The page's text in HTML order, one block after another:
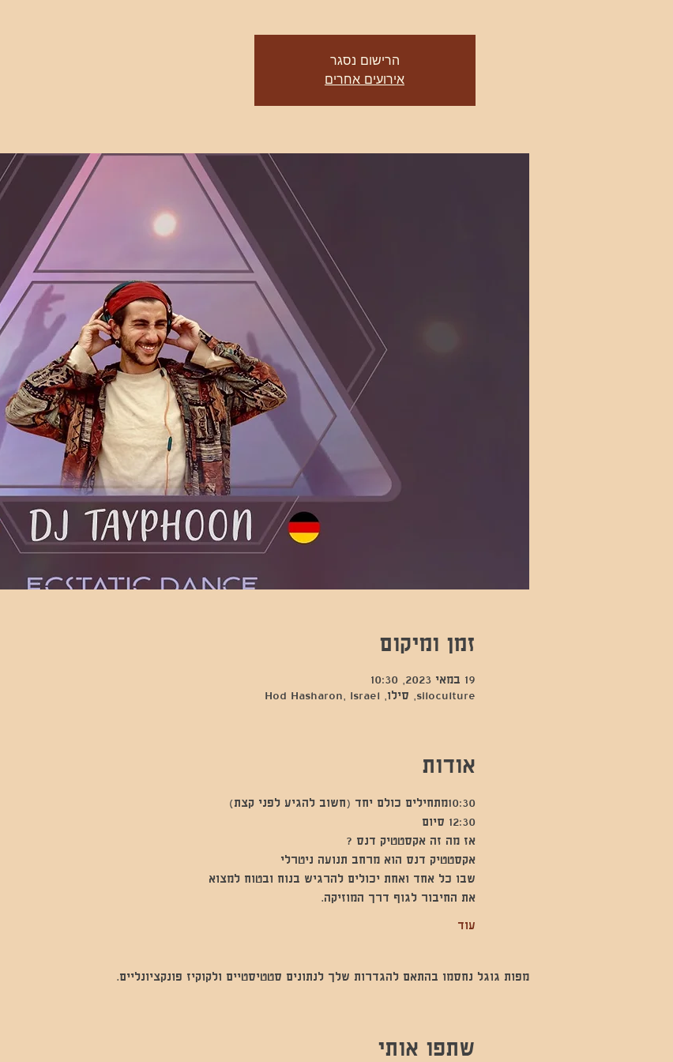
הרישום נסגר
אירועים אחרים
זמן ומיקום
19 במאי 2023, 10:30
siloculture, סילו, Hod Hasharon, Israel
אודות
10:30מתחילים כולם יחד (חשוב להגיע לפני קצת)
12:30 סיום
אז מה זה אקסטטיק דנס ?
אקסטטיק דנס הוא מרחב תנועה ניטרלי
שבו כל אחד ואחת יכולים להרגיש בנוח ובטוח למצוא
את החיבור לגוף דרך המוזיקה.
עוד
מפות גוגל נחסמו בהתאם להגדרות שלך לנתונים סטטיסטיים ולקוקיז פונקציונליים.
שתפו אותי